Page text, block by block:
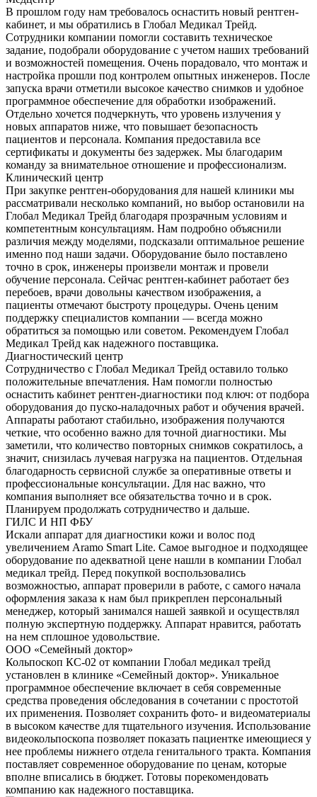
В прошлом году нам требовалось оснастить новый рентген-
кабинет, и мы обратились в Глобал Медикал Трейд.
Сотрудники компании помогли составить техническое
задание, подобрали оборудование с учетом наших требований
и возможностей помещения. Очень порадовало, что монтаж и
настройка прошли под контролем опытных инженеров. После
запуска врачи отметили высокое качество снимков и удобное
программное обеспечение для обработки изображений.
Отдельно хочется подчеркнуть, что уровень излучения у
новых аппаратов ниже, что повышает безопасность
пациентов и персонала. Компания предоставила все
сертификаты и документы без задержек. Мы благодарим
команду за внимательное отношение и профессионализм.
Клинический центр
При закупке рентген-оборудования для нашей клиники мы
рассматривали несколько компаний, но выбор остановили на
Глобал Медикал Трейд благодаря прозрачным условиям и
компетентным консультациям. Нам подробно объяснили
различия между моделями, подсказали оптимальное решение
именно под наши задачи. Оборудование было поставлено
точно в срок, инженеры произвели монтаж и провели
обучение персонала. Сейчас рентген-кабинет работает без
перебоев, врачи довольны качеством изображения, а
пациенты отмечают быстроту процедуры. Очень ценим
поддержку специалистов компании — всегда можно
обратиться за помощью или советом. Рекомендуем Глобал
Медикал Трейд как надежного поставщика.
Диагностический центр
Сотрудничество с Глобал Медикал Трейд оставило только
положительные впечатления. Нам помогли полностью
оснастить кабинет рентген-диагностики под ключ: от подбора
оборудования до пуско-наладочных работ и обучения врачей.
Аппараты работают стабильно, изображения получаются
четкие, что особенно важно для точной диагностики. Мы
заметили, что количество повторных снимков сократилось, а
значит, снизилась лучевая нагрузка на пациентов. Отдельная
благодарность сервисной службе за оперативные ответы и
профессиональные консультации. Для нас важно, что
компания выполняет все обязательства точно и в срок.
Планируем продолжать сотрудничество и дальше.
ГИЛС И НП ФБУ
Искали аппарат для диагностики кожи и волос под
увеличением Aramo Smart Lite. Самое выгодное и подходящее
оборудование по адекватной цене нашли в компании Глобал
медикал трейд. Перед покупкой воспользовались
возможностью, аппарат проверили в работе, с самого начала
оформления заказа к нам был прикреплен персональный
менеджер, который занимался нашей заявкой и осуществлял
полную экспертную поддержку. Аппарат нравится, работать
на нем сплошное удовольствие.
ООО «Семейный доктор»
Кольпоскоп КС-02 от компании Глобал медикал трейд
установлен в клинике «Семейный доктор». Уникальное
программное обеспечение включает в себя современные
средства проведения обследования в сочетании с простотой
их применения. Позволяет сохранить фото- и видеоматериалы
в высоком качестве для тщательного изучения. Использование
видеокольпоскопа позволяет показать пациентке имеющиеся у
нее проблемы нижнего отдела генитального тракта. Компания
поставляет современное оборудование по ценам, которые
вполне вписались в бюджет. Готовы порекомендовать
компанию как надежного поставщика.